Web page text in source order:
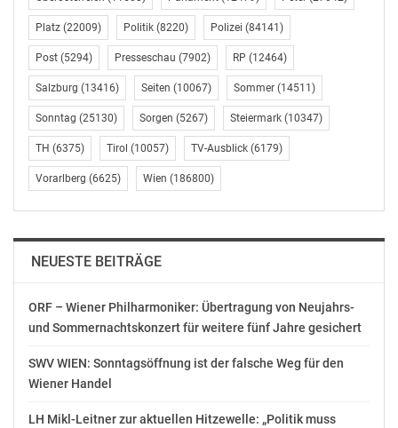
live aus Lissabon jeweils ab 21.00 Uhr auf dem
Programm von ORF eins.
http://presse.ORF.at
OTS-ORIGINALTEXT PRESSEAUSSENDUNG UNTER
AUSSCHLIESSLICHER INHALTLICHER VERANTWORTUNG
DES AUSSENDERS. www.ots.at
© Copyright APA-OTS Originaltext-Service GmbH und
der jeweilige Aussender
Platz (22009) Politik (8220) Polizei (84141)
Post (5294) Presseschau (7902) RP (12464)
Salzburg (13416) Seiten (10067) Sommer (14511)
Sonntag (25130) Sorgen (5267) Steiermark (10347)
TH (6375) Tirol (10057) TV-Ausblick (6179)
Vorarlberg (6625) Wien (186800)
NEUESTE BEITRÄGE
ORF – Wiener Philharmoniker: Übertragung von Neujahrs-
und Sommernachtskonzert für weitere fünf Jahre gesichert
SWV WIEN: Sonntagsöffnung ist der falsche Weg für den
Wiener Handel
LH Mikl-Leitner zur aktuellen Hitzewelle: „Politik muss